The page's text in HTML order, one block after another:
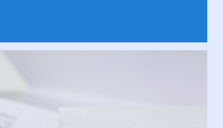
Rückstichheftung bezeichnet eine